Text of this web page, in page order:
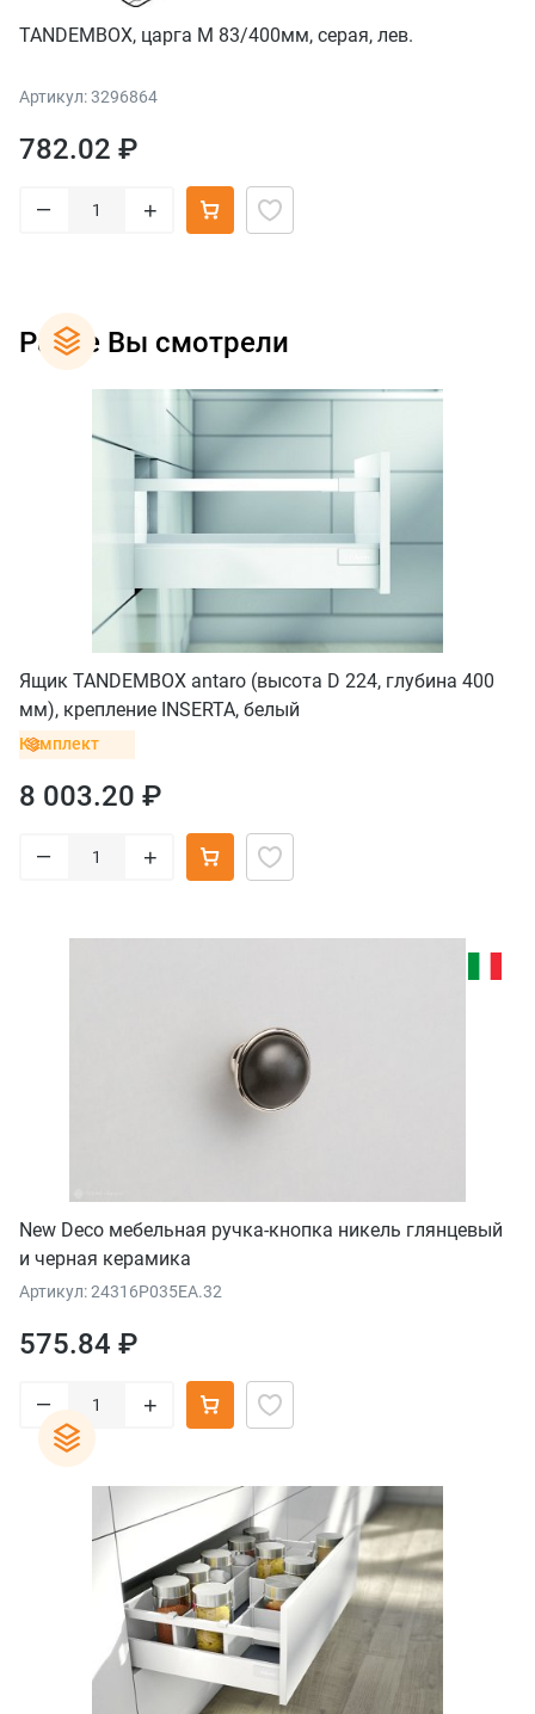
TANDEMBOX, царга M 83/400мм, серая, лев.
Артикул: 3296864
782.02 ₽
– +
Ранее Вы смотрели
Ящик TANDEMBOX antaro (высота D 224, глубина 400
мм), крепление INSERTA, белый
Комплект
8 003.20 ₽
– +
New Deco мебельная ручка-кнопка никель глянцевый
и черная керамика
Артикул: 24316P035EA.32
575.84 ₽
– +